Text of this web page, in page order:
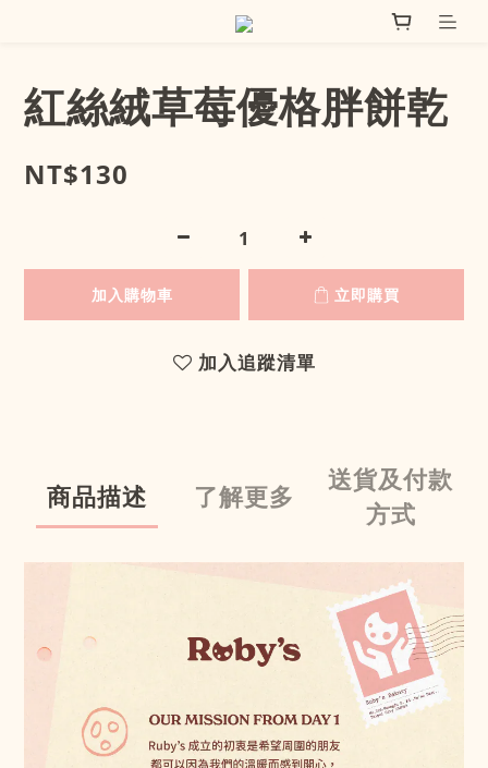
紅絲絨草莓優格胖餅乾
NT$130
加入購物車 立即購買
加入追蹤清單
商品描述 了解更多
送貨及付款
方式